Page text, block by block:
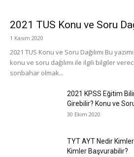
2021 TUS Konu ve Soru
1 Kasım 2020
2021 TUS Konu ve Soru Dağılımı Bu
konu ve soru dağılımı ile ilgili bilgiler
sonbahar olmak...
2021 KPSS Eğitim
Girebilir? Konu ve Soru
30 Ekim 2020
TYT AYT Nedir
Kimler Başvurabilir?